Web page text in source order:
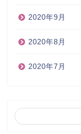
2020年9月
2020年8月
2020年7月